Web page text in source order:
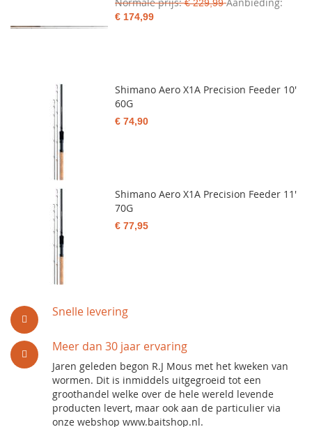
Snelle levering
Meer dan 30 jaar ervaring
Jaren geleden begon R.J Mous met het kweken van
wormen. Dit is inmiddels uitgegroeid tot een
groothandel welke over de hele wereld levende
producten levert, maar ook aan de particulier via
onze webshop www.baitshop.nl.
€ 229,99
€ 174,99
Shimano Aero X1A Precision Feeder 10'
60G
€ 74,90
Shimano Aero X1A Precision Feeder 11'
70G
€ 77,95